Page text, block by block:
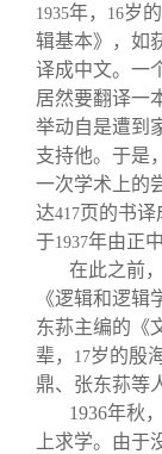
1935年， 16岁
辑基本》，如
译成中文。一
居然要翻译一
举动自是遭到
支持他。于是
一次学术上的
达417页的书译
于1937年由正
在此之前
《逻辑和逻
东荪主编的《
辈，
17岁的殷
鼎、张东荪等
1936年秋
上求学。由